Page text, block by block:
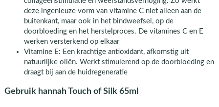
deze ingenieuze vorm van vitamine C niet alleen aan de
buitenkant, maar ook in het bindweefsel, op de
doorbloeding en het herstelproces. De vitamines C en E
werken versterkend op elkaar
Vitamine E: Een krachtige antioxidant, afkomstig uit
natuurlijke oliën. Werkt stimulerend op de doorbloeding en
draagt bij aan de huidregeneratie
Gebruik hannah Touch of Silk 65ml